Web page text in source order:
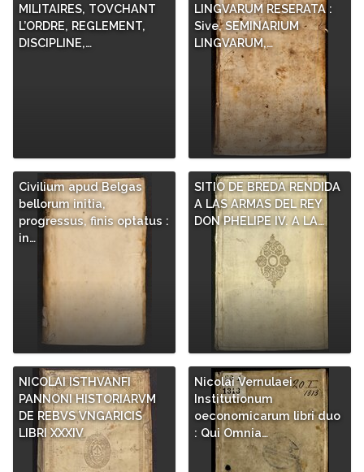
MILITAIRES, TOVCHANT
L’ORDRE, REGLEMENT,
DISCIPLINE,…
LINGVARUM RESERATA :
Sive, SEMINARIUM
LINGVARUM,…
Civilium apud Belgas
bellorum initia,
progressus, finis optatus :
in…
SITIO DE BREDA RENDIDA
A LAS ARMAS DEL REY
DON PHELIPE IV. A LA…
NICOLAI ISTHVANFI
PANNONI HISTORIARVM
DE REBVS VNGARICIS
LIBRI XXXIV
Nicolai Vernulaei
Institutionum
oeconomicarum libri duo
: Qui Omnia…